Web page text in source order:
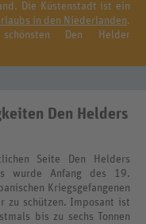
Die Küstenstadt ist ein
in den Niederlanden.
Den Helder
Den Helders
Seite Den Helders
wurde Anfang des 19.
Kriegsgefangenen
zu schützen. Imposant ist
bis zu sechs Tonnen